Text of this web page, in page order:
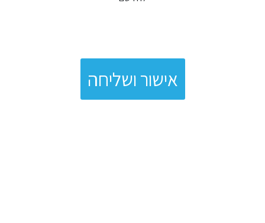
אישור ושליחה